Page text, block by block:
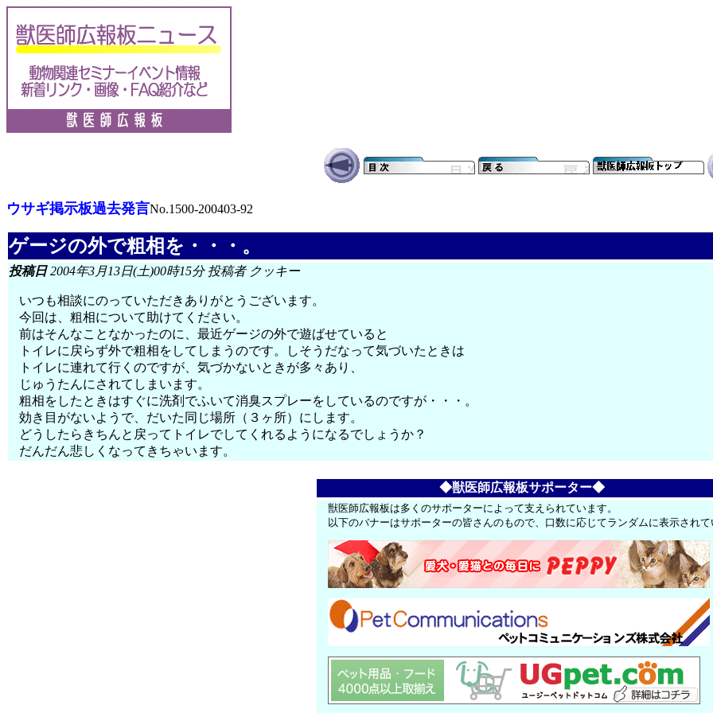
ウサギ掲示板過去発言No.1500-200403-92
ゲージの外で粗相を・・・。
投稿日2004年3月13日(土)00時15分 投稿者 クッキー
いつも相談にのっていただきありがとうございます。
今回は、粗相について助けてください。
前はそんなことなかったのに、最近ゲージの外で遊ばせていると
トイレに戻らず外で粗相をしてしまうのです。しそうだなって気づいたときは
トイレに連れて行くのですが、気づかないときが多々あり、
じゅうたんにされてしまいます。
粗相をしたときはすぐに洗剤でふいて消臭スプレーをしているのですが・・・。
効き目がないようで、だいた同じ場所（３ヶ所）にします。
どうしたらきちんと戻ってトイレでしてくれるようになるでしょうか？
だんだん悲しくなってきちゃいます。
◆獣医師広報板サポーター◆
獣医師広報板は多くのサポーターによって支えられています。
以下のバナーはサポーターの皆さんのもので、口数に応じてランダムに表示され